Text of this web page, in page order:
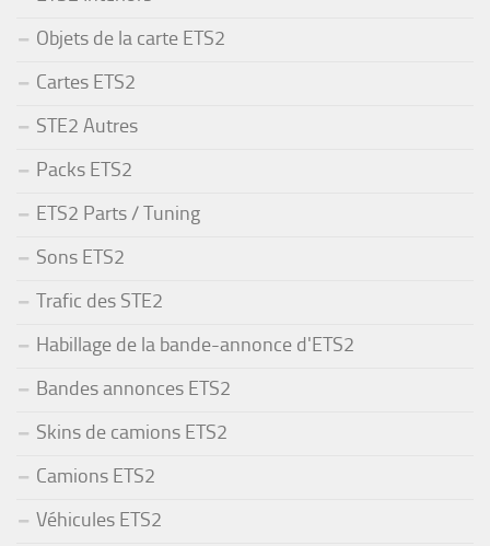
Objets de la carte ETS2
Cartes ETS2
STE2 Autres
Packs ETS2
ETS2 Parts / Tuning
Sons ETS2
Trafic des STE2
Habillage de la bande-annonce d'ETS2
Bandes annonces ETS2
Skins de camions ETS2
Camions ETS2
Véhicules ETS2